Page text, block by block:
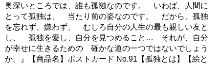
奥深いところでは、誰も孤独なのです。 いわば、人間に
とって孤独は、 当たり前の姿なのです。 だから、孤独
を忘れず、嫌わず、 むしろ自分の人生の最も親しい友と
し、 孤独を愛し、自分を見つめること… それが、自分
が幸せに生きるための 確かな道の一つではないでしょう
か。』【商品名】ポストカード No.91【孤独とは】【絵と